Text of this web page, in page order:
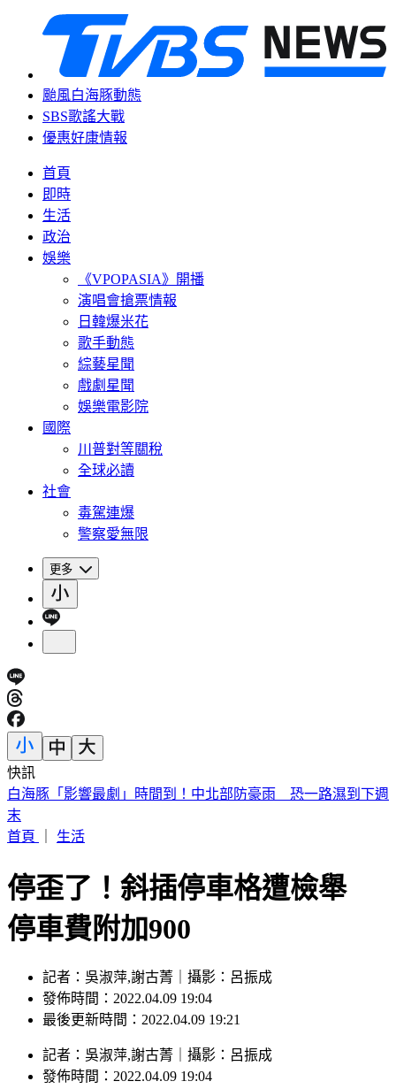
颱風白海豚動態
SBS歌謠大戰
優惠好康情報
首頁
即時
生活
政治
娛樂
《VPOPASIA》開播
演唱會搶票情報
日韓爆米花
歌手動態
綜藝星聞
戲劇星聞
娛樂電影院
國際
川普對等關稅
全球必讀
社會
毒駕連爆
警察愛無限
更多
快訊
淡水驚見龍捲風！氣象署揭成因證實：的確觀測到鉤狀母雲
首頁
停歪了！斜插停車格遭檢舉
停車費附加900
發佈時間：2022.04.09 19:04
最後更新時間：2022.04.09 19:21
發佈時間：2022.04.09 19:04
最後更新時間：2022.04.09 19:21